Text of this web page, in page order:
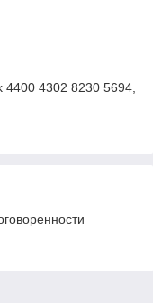
4302 8230 5694,